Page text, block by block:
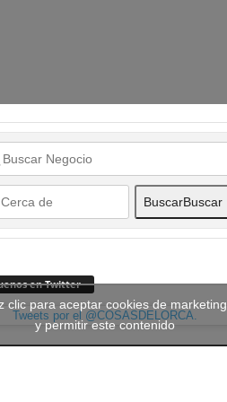
BuscarBuscar
en Twitter
Tweets por el @COSASDELORCA.
clic para aceptar cookies de marketing
y permitir este contenido